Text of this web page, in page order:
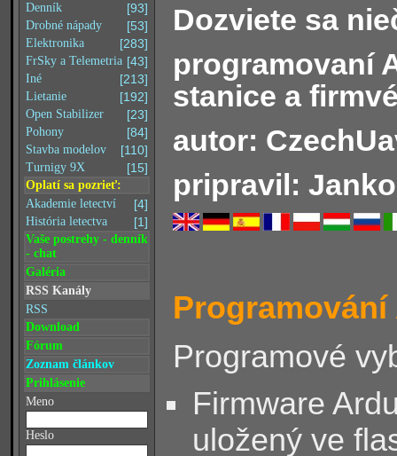
[93]
Denník
[53]
Drobné nápady
[283]
Elektronika
[43]
FrSky a Telemetria
[213]
Iné
[192]
Lietanie
[23]
Open Stabilizer
[84]
Pohony
[110]
Stavba modelov
[15]
Turnigy 9X
Oplatí sa pozrieť:
[4]
Akademie letectví
[1]
História letectva
Vaše postrehy - denník
- chat
Galéria
RSS Kanály
RSS
Download
Fórum
Zoznam článkov
Prihlásenie
Meno
Heslo
Dozviete sa
programovaní
stanice a
autor:
pripravil:
Programové
Firmware
uložený ve